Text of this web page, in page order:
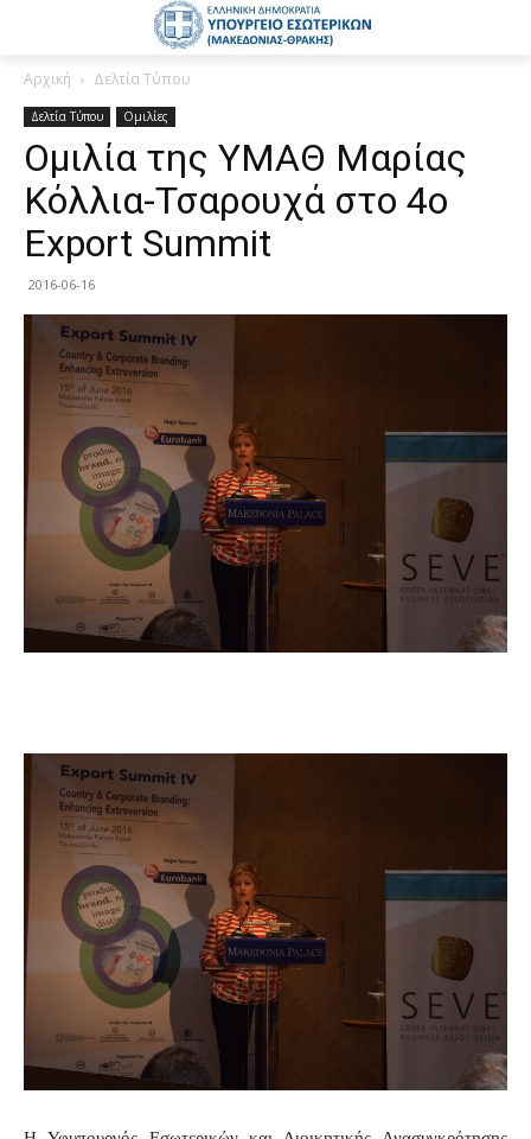
Αρχική Δελτία Τύπου
Δελτία Τύπου Ομιλίες
Ομιλία της ΥΜΑΘ Μαρίας
Κόλλια-Τσαρουχά στο 4ο
Export Summit
2016-06-16